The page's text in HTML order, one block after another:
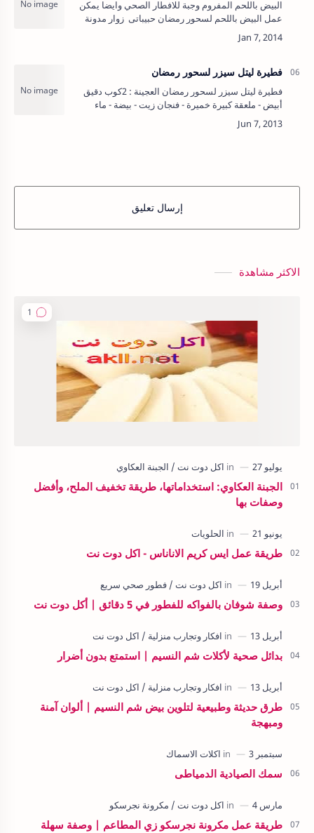
البيض باللحم المفروم وجبة للافطار الصحي وايضا يمكن
عمل البيض باللحم لسحور رمضان حبيباتى زوار مدونة
لوجبة الفطور او&…
فطيرة ليتل سيزر لسحور رمضان
فطيرة ليتل سيزر لسحور رمضان العجينة : 2كوب دقيق
أبيض - ملعقة كبيرة خميرة - فنجان زيت - بيضة - ماء
مقطع …
إرسال تعليق
الاكثر مشاهدة
الجبنة العكاوي: استخداماتها، طريقة تخفيف الملح، وأفضل
وصفات بها
طريقة عمل ايس كريم الاناناس - اكل دوت نت
وصفة شوفان بالفواكه للفطور في 5 دقائق | أكل دوت نت
بدائل صحية لأكلات شم النسيم | استمتع بدون أضرار
طرق حديثة وطبيعية لتلوين بيض شم النسيم | ألوان آمنة
ومبهجة
سمك الصيادية الدمياطى
طريقة عمل مكرونة نجرسكو زي المطاعم | وصفة سهلة